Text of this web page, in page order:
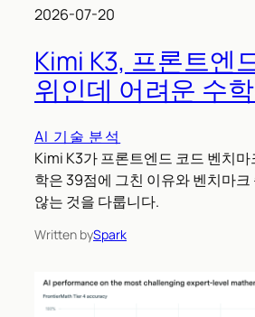
2026-07-20
Kimi K3, 프론트엔
위인데 어려운 수
AI 기술 분석
Kimi K3가 프론트엔드 코드 벤치마
학은 39점에 그친 이유와 벤치마크
않는 것을 다룹니다.
Written bySpark